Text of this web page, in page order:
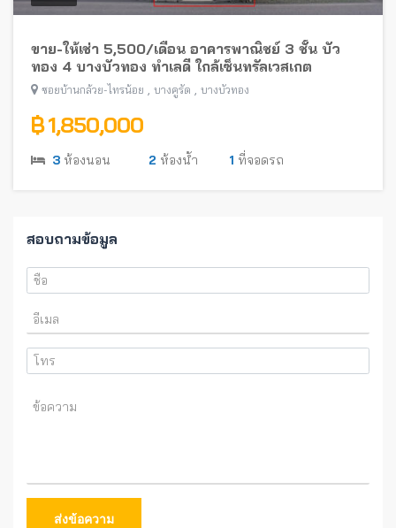
ขาย-ให้เช่า 5,500/เดือน อาคารพาณิชย์ 3 ชั้น บัว
ทอง 4 บางบัวทอง ทำเลดี ใกล้เซ็นทรัลเวสเกต
ซอยบ้านกล้วย-ไทรน้อย บางคูรัด บางบัวทอง
฿ 1,850,000
3 ห้องนอน 2 ห้องน้ำ 1 ที่จอดรถ
สอบถามข้อมูล
ส่งข้อความ